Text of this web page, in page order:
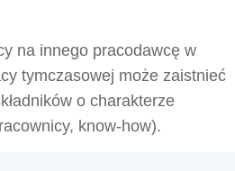
na innego pracodawcę w
tymczasowej może zaistnieć
o charakterze
know-how).